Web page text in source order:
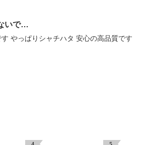
いで…
やっぱりシャチハタ 安心の高品質です